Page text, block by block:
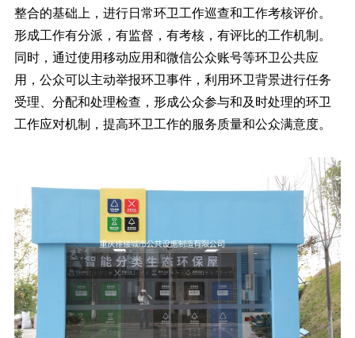
整合的基础上，进行日常环卫工作巡查和工作考核评价。
形成工作有分派，有监督，有考核，有评比的工作机制。
同时，通过使用移动应用和微信公众账号等环卫公共应
用，公众可以主动举报环卫事件，利用环卫背景进行任务
受理、分配和处理检查，形成公众参与和及时处理的环卫
工作应对机制，提高环卫工作的服务质量和公众满意度。